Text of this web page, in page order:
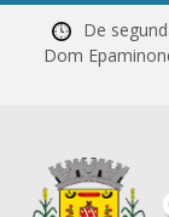
De
Dom